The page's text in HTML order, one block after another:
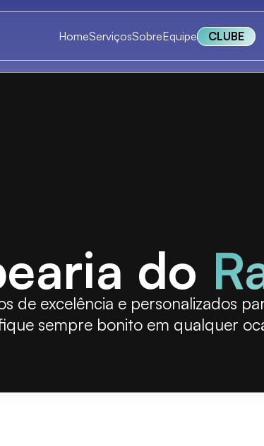
HomeServiçosSobreEquipe CLUBE
do
de excelência e personalizados
sempre bonito em qualquer